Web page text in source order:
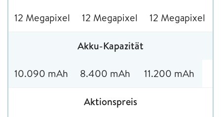
12 Megapixel 12 Megapixel 12 Megapixel
Akku-Kapazität
10.090 mAh 8.400 mAh 11.200 mAh
Aktionspreis